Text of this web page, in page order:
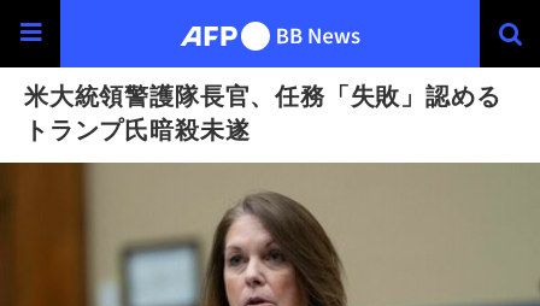
米大統領警護隊長官、任務「失敗」認める
トランプ氏暗殺未遂